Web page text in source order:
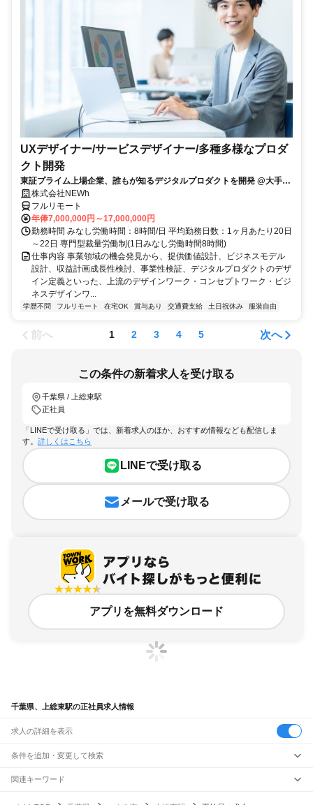
UXデザイナー/サービスデザイナー/多種多様なプロダ
クト開発
東証プライム上場企業、誰もが知るデジタルプロダクトを開発 @大手町
駅 株式会社NEWh
フルリモート
年俸7,000,000円～17,000,000円
勤務時間 みなし労働時間：8時間/日 平均勤務日数：1ヶ月あたり20日
～22日 専門型裁量労働制(1日みなし労働時間8時間)
仕事内容 事業領域の機会発見から、提供価値設計、ビジネスモデル
設計、収益計画成長性検討、事業性検証、デジタルプロダクトのデザ
イン定義といった、上流のデザインワーク・コンセプトワーク・ビジ
ネスデザインワ...
学歴不問 フルリモート 在宅OK 賞与あり 交通費支給 土日祝休み 服装自由
前へ 1 2 3 4 5 次へ
この条件の新着求人を受け取る
千葉県 / 上総東駅
正社員
「LINEで受け取る」では、新着求人のほか、おすすめ情報なども配信しま
す。 詳しくはこちら
LINEで受け取る
メールで受け取る
アプリを無料ダウンロード
千葉県、上総東駅の正社員求人情報
求人の詳細を表示
条件を追加・変更して検索
市区町村を追加・変更
駅を追加・変更
関連キーワード